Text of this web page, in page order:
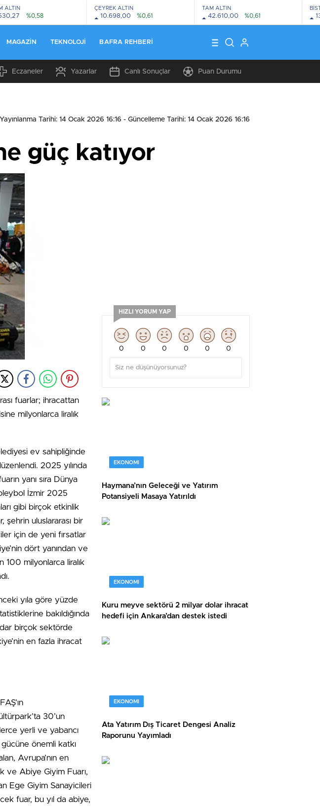
ALTIN
%0,58
ÇEYREK ALTIN
10.698,00 %0,61
TAM ALTIN
42.610,00 %0,61
MAGAZIN TEKNOLOJI BAFRA REHBERI
Eczaneler Yazarlar Canlı Sonuçlar Puan Durumu
Yayınlanma Tarihi: 14 Ocak 2026 16:16 - Güncelleme Tarihi: 14 Ocak 2026 16:16
güç katıyor
fuarlar; ihracattan
milyonlarca liralık
ev sahipliğinde
2025 yılında
yanı sıra Dünya
İzmir 2025
gibi birçok etkinlik
şehrin uluslararası bir
için de yeni fırsatlar
dört yanından ve
100 milyonlarca liralık
yıla göre yüzde
bakıldığında
birçok sektörde
en fazla ihracat
30’un
yerli ve yabancı
önemli katkı
Avrupa’nın en
ve Abiye Giyim Fuarı,
Ege Giyim Sanayicileri
fuar, bu yıl da abiye,
HIZLI YORUM YAP
0 0 0 0 0 0
EKONOMI
Haymana’nın Geleceği ve Yatırım
Potansiyeli Masaya Yatırıldı
EKONOMI
Kuru meyve sektörü 2 milyar dolar ihracat
hedefi için Ankara’dan destek istedi
EKONOMI
Ata Yatırım Dış Ticaret Dengesi Analiz
Raporunu Yayımladı